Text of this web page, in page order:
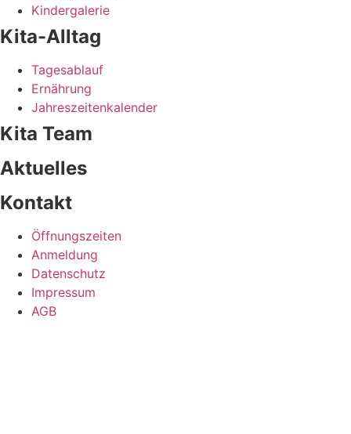
Kindergalerie
Kita-Alltag
Tagesablauf
Ernährung
Jahreszeitenkalender
Kita Team
Aktuelles
Kontakt
Öffnungszeiten
Anmeldung
Datenschutz
Impressum
AGB